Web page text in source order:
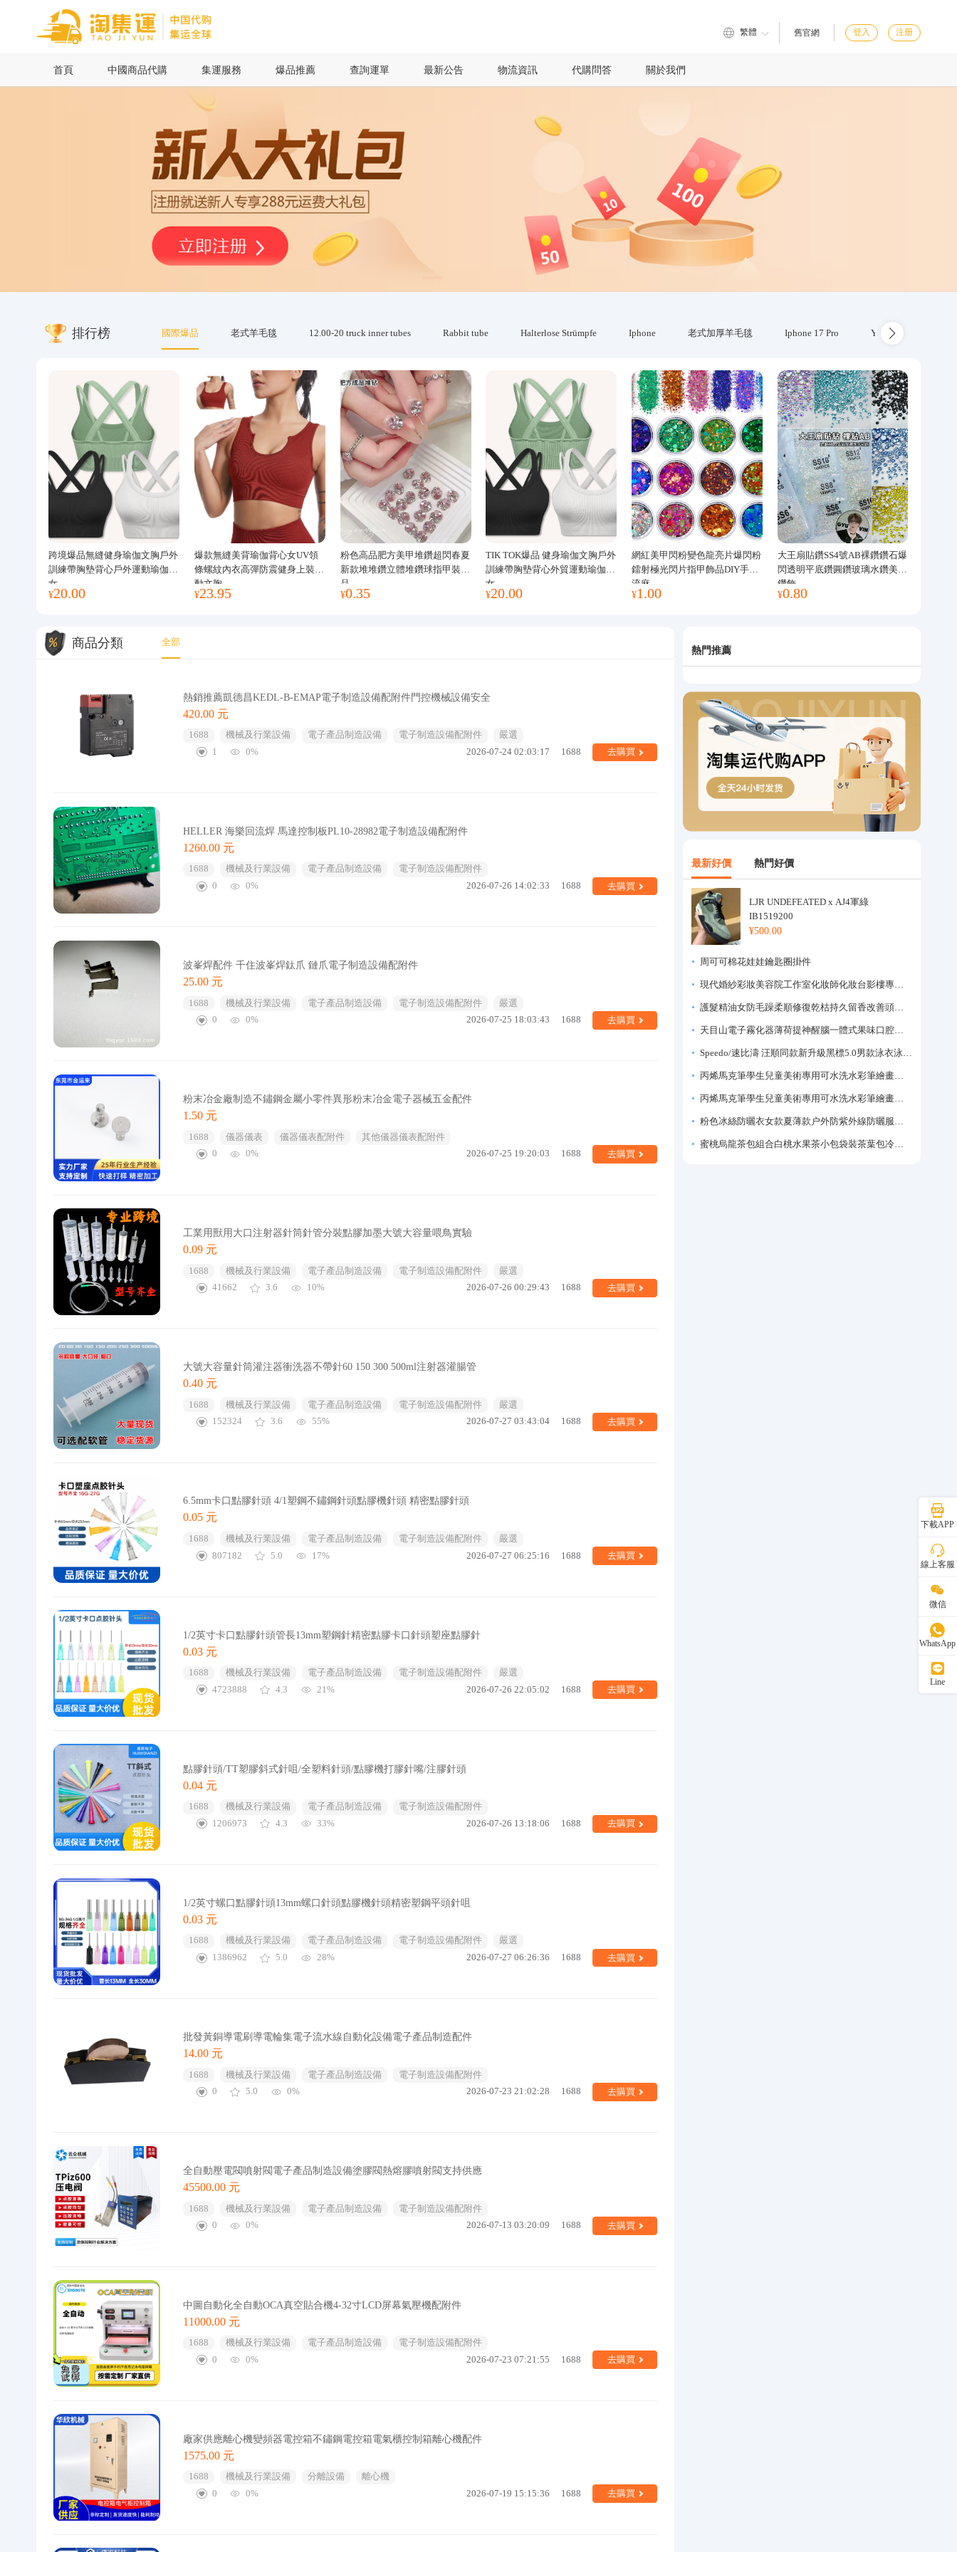
繁體 舊官網 登入 注册
首頁 中國商品代購 集運服務 爆品推薦 查詢運單 最新公告 物流資訊 代購問答 關於我們
排行榜 國際爆品 老式羊毛毯 12.00-20 truck inner tubes Rabbit tube Halterlose Strümpfe Iphone 老式加厚羊毛毯 Iphone 17 Pro Yubikey
跨境爆品無縫健身瑜伽文胸戶外
訓練帶胸墊背心戶外運動瑜伽服
女
¥20.00
爆款無縫美背瑜伽背心女UV領
條螺紋內衣高彈防震健身上裝運
動文胸
¥23.95
粉色高品肥方美甲堆鑽超閃春夏
新款堆堆鑽立體堆鑽球指甲裝飾
品
¥0.35
TIK TOK爆品 健身瑜伽文胸戶外
訓練帶胸墊背心外貿運動瑜伽服
女
¥20.00
網紅美甲閃粉變色龍亮片爆閃粉
鐳射極光閃片指甲飾品DIY手工
流麻
¥1.00
大王扇貼鑽SS4號AB裸鑽鑽石爆
閃透明平底鑽圓鑽玻璃水鑽美甲
鑽飾
¥0.80
商品分類 全部
熱銷推薦凱德昌KEDL-B-EMAP電子制造設備配附件門控機械設備安全
420.00 元
1688 機械及行業設備 電子產品制造設備 電子制造設備配附件
嚴選
1
0% 2026-07-24 02:03:17 1688 去購買
HELLER 海樂回流焊 馬達控制板PL10-28982電子制造設備配附件
1260.00 元
1688 機械及行業設備 電子產品制造設備
電子制造設備配附件
0
0% 2026-07-26 14:02:33 1688 去購買
波峯焊配件 千住波峯焊鈦爪 鏈爪電子制造設備配附件
25.00 元
1688 機械及行業設備 電子產品制造設備 電子制造設備配附件
嚴選
0
0% 2026-07-25 18:03:43 1688 去購買
粉末冶金廠制造不鏽鋼金屬小零件異形粉末冶金電子器械五金配件
1.50 元
1688 儀器儀表 儀器儀表配附件
其他儀器儀表配附件
0
0% 2026-07-25 19:20:03 1688 去購買
工業用獸用大口注射器針筒針管分裝點膠加墨大號大容量喂鳥實驗
0.09 元
1688 機械及行業設備 電子產品制造設備 電子制造設備配附件
嚴選
41662
3.6 10% 2026-07-26 00:29:43 1688 去購買
大號大容量針筒灌注器衝洗器不帶針60 150 300 500ml注射器灌腸管
0.40 元
1688 機械及行業設備 電子產品制造設備 電子制造設備配附件
嚴選
152324
3.6 55% 2026-07-27 03:43:04 1688 去購買
6.5mm卡口點膠針頭 4/1塑鋼不鏽鋼針頭點膠機針頭 精密點膠針頭
0.05 元
1688 機械及行業設備 電子產品制造設備 電子制造設備配附件
嚴選
807182
5.0 17% 2026-07-27 06:25:16 1688 去購買
1/2英寸卡口點膠針頭管長13mm塑鋼針精密點膠卡口針頭塑座點膠針
0.03 元
1688 機械及行業設備 電子產品制造設備 電子制造設備配附件
嚴選
4723888
4.3 21% 2026-07-26 22:05:02 1688 去購買
點膠針頭/TT塑膠斜式針咀/全塑料針頭/點膠機打膠針嘴/注膠針頭
0.04 元
1688 機械及行業設備 電子產品制造設備
電子制造設備配附件
1206973
4.3 33% 2026-07-26 13:18:06 1688 去購買
1/2英寸螺口點膠針頭13mm螺口針頭點膠機針頭精密塑鋼平頭針咀
0.03 元
1688 機械及行業設備 電子產品制造設備 電子制造設備配附件
嚴選
1386962
5.0 28% 2026-07-27 06:26:36 1688 去購買
批發黃銅導電刷導電輪集電子流水線自動化設備電子產品制造配件
14.00 元
1688 機械及行業設備 電子產品制造設備
電子制造設備配附件
0
5.0 0% 2026-07-23 21:02:28 1688 去購買
全自動壓電閥噴射閥電子產品制造設備塗膠閥熱熔膠噴射閥支持供應
45500.00 元
1688 機械及行業設備 電子產品制造設備
電子制造設備配附件
0
0% 2026-07-13 03:20:09 1688 去購買
中圖自動化全自動OCA真空貼合機4-32寸LCD屏幕氣壓機配附件
11000.00 元
1688 機械及行業設備 電子產品制造設備
電子制造設備配附件
0
0% 2026-07-23 07:21:55 1688 去購買
廠家供應離心機變頻器電控箱不鏽鋼電控箱電氣櫃控制箱離心機配件
1575.00 元
1688 機械及行業設備 分離設備
離心機
0
0% 2026-07-19 15:15:36 1688 去購買
熱門推薦
最新好價 熱門好價
LJR UNDEFEATED x AJ4軍綠
IB1519200
¥500.00
周可可棉花娃娃鑰匙圈掛件
現代婚紗彩妝美容院工作室化妝師化妝台影樓專業化妝師專用梳妝台
護髮精油女防毛躁柔順修復乾枯持久留香改善頭髮毛躁柔順劑神器
天目山電子霧化器薄荷提神醒腦一體式果味口腔噴霧吸入式戒煙神器
Speedo/速比濤 汪順同款新升級黑標5.0男款泳衣泳褲溫泉游泳套裝
丙烯馬克筆學生兒童美術專用可水洗水彩筆繪畫彩色塗鴉畫筆不透色可疊色防水手繪diy丙烯顏料筆水性填色筆
丙烯馬克筆學生兒童美術專用可水洗水彩筆繪畫彩色塗鴉畫筆不透色可疊色防水手繪diy丙烯顏料筆水性填色筆
粉色冰絲防曬衣女款夏薄款户外防紫外線防曬服修身緊身短外套上衣
蜜桃烏龍茶包組合白桃水果茶小包袋裝茶葉包冷泡茶泡水喝的東西
下載APP
線上客服
微信
WhatsApp
Line